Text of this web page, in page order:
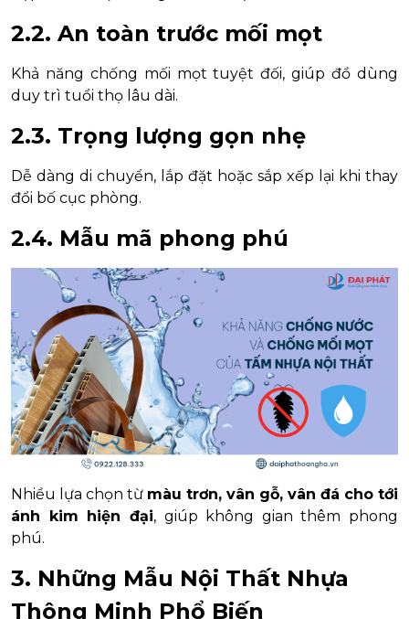
2.2. An toàn trước mối mọt
Khả năng chống mối mọt tuyệt đối, giúp đồ dùng
duy trì tuổi thọ lâu dài.
2.3. Trọng lượng gọn nhẹ
Dễ dàng di chuyển, lắp đặt hoặc sắp xếp lại khi thay
đổi bố cục phòng.
2.4. Mẫu mã phong phú
Nhiều lựa chọn từ màu trơn, vân gỗ, vân đá cho tới
ánh kim hiện đại, giúp không gian thêm phong
phú.
3. Những Mẫu Nội Thất Nhựa
Thông Minh Phổ Biến